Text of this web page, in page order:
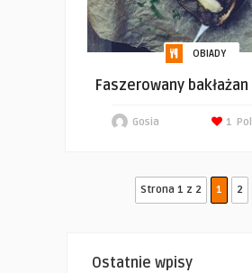
OBIADY
Faszerowany
Gosia 1
Strona 1 z 2 1 2
Ostatnie wpisy